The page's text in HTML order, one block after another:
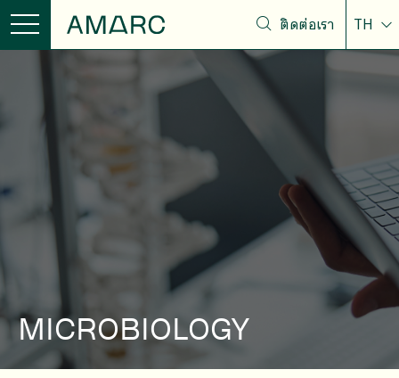
ติดต่อเรา TH
MICROBIOLOGY